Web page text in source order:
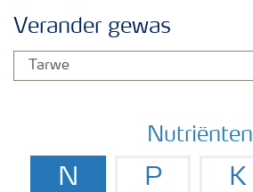
Gewassen
Toolbox
Verander gewas
Nutriënten
N P K